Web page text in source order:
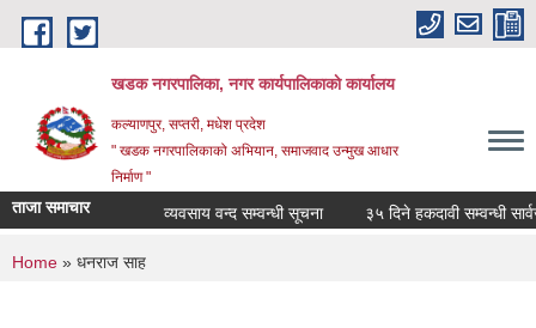
Skip to main content
खडक नगरपालिका, नगर कार्यपालिकाकाे कार्यालय
कल्याणपुर, सप्तरी, मधेश प्रदेश
" खडक नगरपालिकाको अभियान, समाजवाद उन्मुख आधार
निर्माण "
ताजा समाचार व्यवसाय वन्द सम्वन्धी सूचना ३५ दिने हकदावी सम्वन्धी
You are here
Home » धनराज साह